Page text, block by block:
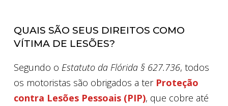
QUAIS SÃO SEUS DIREITOS COMO
VÍTIMA DE LESÕES?
Segundo o Estatuto da Flórida § 627.736, todos
os motoristas são obrigados a ter Proteção
contra Lesões Pessoais (PIP), que cobre até